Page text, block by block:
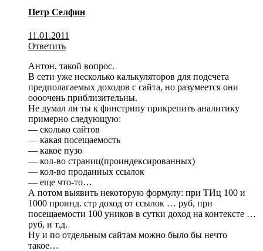
Петр Селфин
11.01.2011
Ответить
Антон, такой вопрос.
В сети уже несколько калькуляторов для подсчета
предполагаемых доходов с сайта, но разумеется они
оооочень приблизительны.
Не думал ли ты к финстрипу прикрепить аналитику
примерно следующую:
— сколько сайтов
— какая посещаемость
— какое пузо
— кол-во страниц(проиндексированных)
— кол-во проданных ссылок
— еще что-то…
А потом выявить некоторую формулу: при ТИц 100 и
1000 проинд. стр доход от ссылок … руб, при
посещаемости 100 уников в сутки доход на контексте …
руб, и т.д.
Ну и по отдельным сайтам можно было бы нечто
такое…